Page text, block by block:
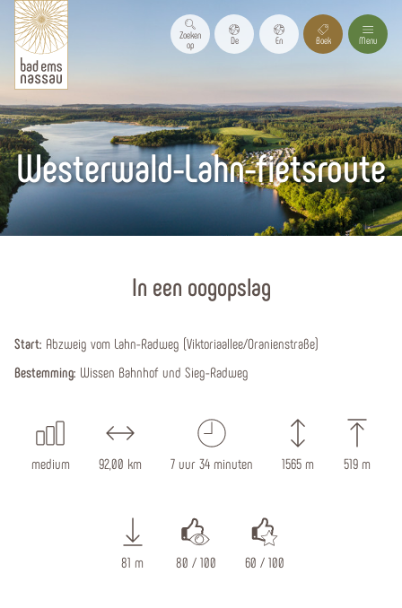
Zoeken
op
De En Boek Menu
Westerwald-Lahn-fietsroute
In een oogopslag
Start: Abzweig vom Lahn-Radweg (Viktoriaallee/Oranienstraße)
Bestemming: Wissen Bahnhof und Sieg-Radweg
medium 92,00 km 7 uur 34 minuten 1565 m 519 m
81 m 80 / 100 60 / 100